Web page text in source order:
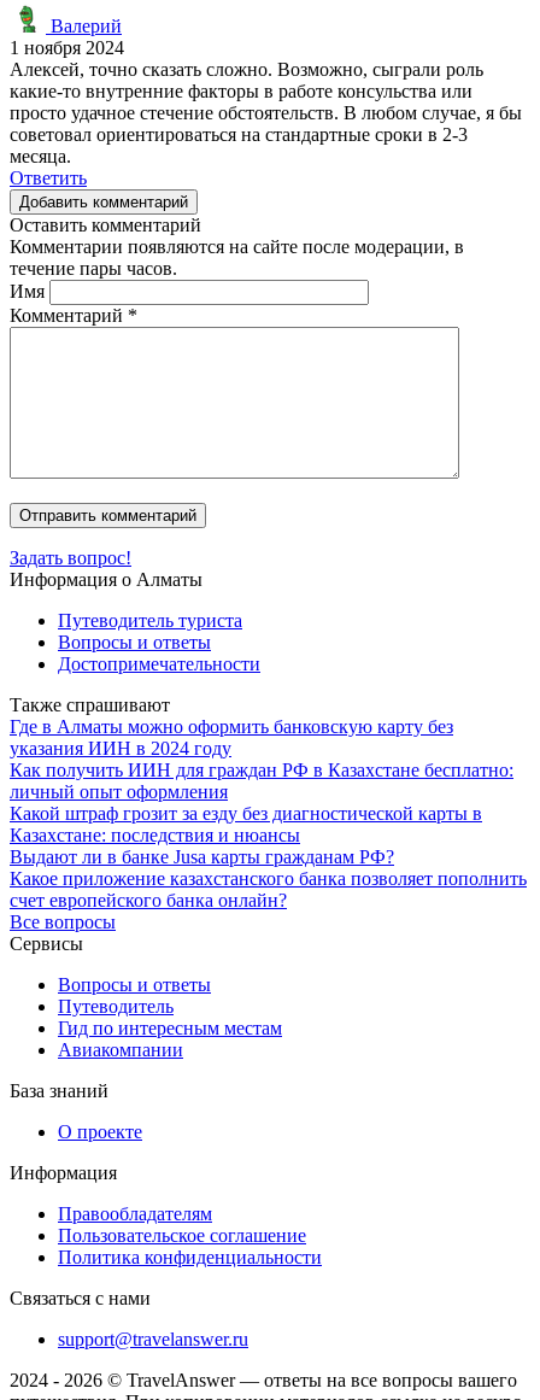
Валерий
1 ноября 2024
Алексей, точно сказать сложно. Возможно, сыграли роль
какие-то внутренние факторы в работе консульства или
просто удачное стечение обстоятельств. В любом случае, я бы
советовал ориентироваться на стандартные сроки в 2-3
месяца.
Ответить
Добавить комментарий
Оставить комментарий
Комментарии появляются на сайте после модерации, в
течение пары часов.
Имя
Комментарий *
Задать вопрос!
Информация о Алматы
Путеводитель туриста
Вопросы и ответы
Достопримечательности
Также спрашивают
Где в Алматы можно оформить банковскую карту без
указания ИИН в 2024 году
Как получить ИИН для граждан РФ в Казахстане бесплатно:
личный опыт оформления
Какой штраф грозит за езду без диагностической карты в
Казахстане: последствия и нюансы
Выдают ли в банке Jusa карты гражданам РФ?
Какое приложение казахстанского банка позволяет пополнить
счет европейского банка онлайн?
Все вопросы
Сервисы
Вопросы и ответы
Путеводитель
Гид по интересным местам
Авиакомпании
База знаний
О проекте
Информация
Правообладателям
Пользовательское соглашение
Политика конфиденциальности
Связаться с нами
support@travelanswer.ru
2024 - 2026 © TravelAnswer — ответы на все вопросы вашего